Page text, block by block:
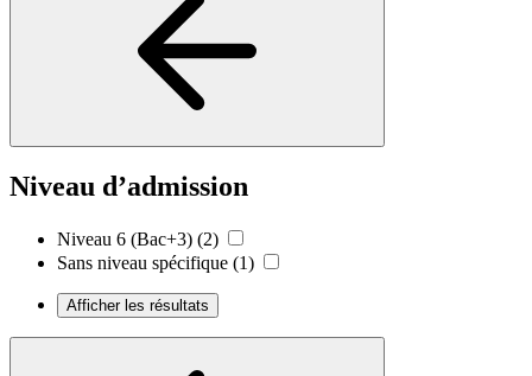
Niveau d’admission
Niveau 6 (Bac+3) (2)
Sans niveau spécifique (1)
Afficher les résultats